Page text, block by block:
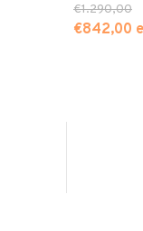
€1.290,00
€842,00